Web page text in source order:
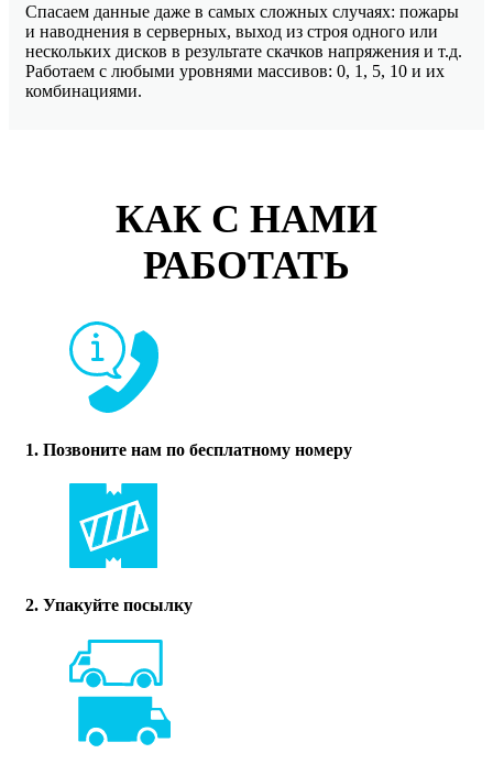
Спасаем данные даже в самых сложных случаях: пожары
и наводнения в серверных, выход из строя одного или
нескольких дисков в результате скачков напряжения и т.д.
Работаем с любыми уровнями массивов: 0, 1, 5, 10 и их
комбинациями.
КАК С НАМИ
РАБОТАТЬ
1. Позвоните нам по бесплатному номеру
2. Упакуйте посылку